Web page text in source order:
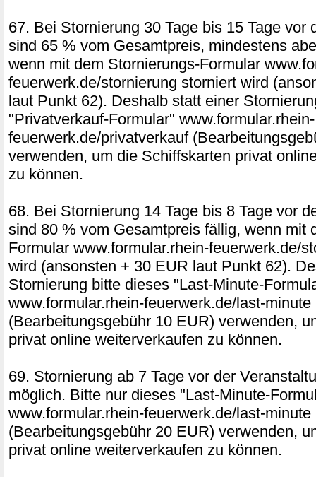
67. Bei Stornierung 30 Tage bis 15 Tage vor
sind 65 % vom Gesamtpreis, mindestens
wenn mit dem Stornierungs-Formular
feuerwerk.de/stornierung storniert wird
laut Punkt 62). Deshalb statt einer
"Privatverkauf-Formular" www.formular.rhein-
feuerwerk.de/privatverkauf
verwenden, um die Schiffskarten privat
zu können.
68. Bei Stornierung 14 Tage bis 8 Tage vor
sind 80 % vom Gesamtpreis fällig, wenn mit
Formular www.formular.rhein-feuerwerk.de/
wird (ansonsten + 30 EUR laut Punkt 62).
Stornierung bitte dieses "Last-Minute-
www.formular.rhein-feuerwerk.de/last-minute
(Bearbeitungsgebühr 10 EUR) verwenden,
privat online weiterverkaufen zu können.
69. Stornierung ab 7 Tage vor der
möglich. Bitte nur dieses "Last-Minute-
www.formular.rhein-feuerwerk.de/last-minute
(Bearbeitungsgebühr 20 EUR) verwenden,
privat online weiterverkaufen zu können.